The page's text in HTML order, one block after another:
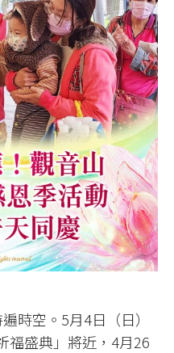
時空。5月4日（日）
福盛典」將近，4月26